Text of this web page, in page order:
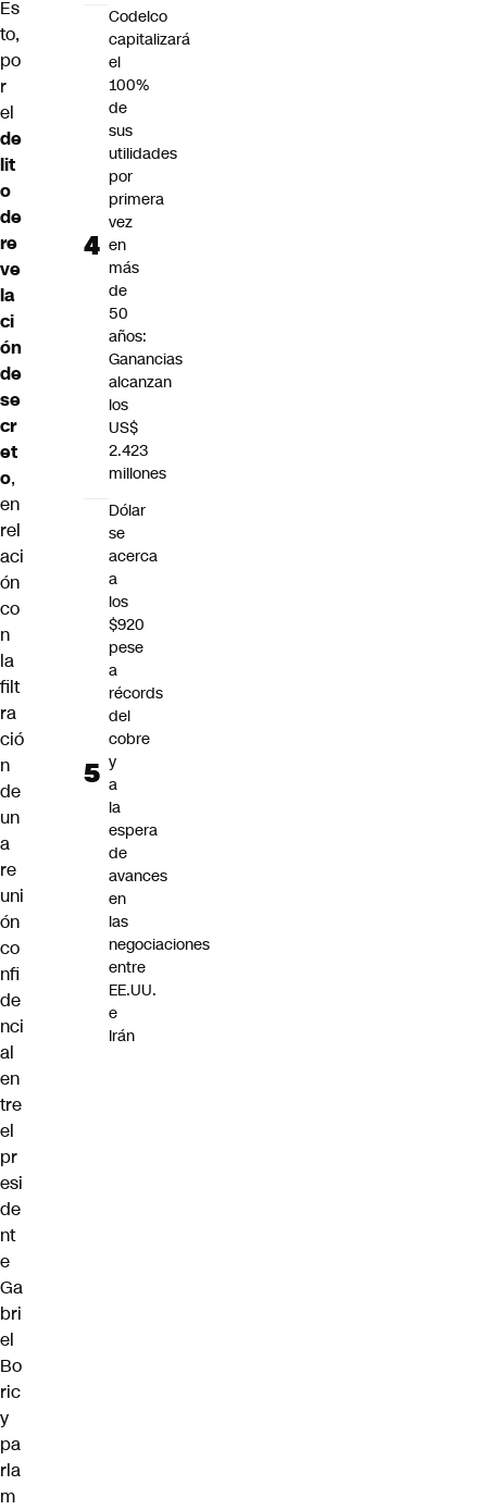
Es
to,
po
r
el
de
lit
o
de
re
ve
la
ci
ón
de
se
cr
et
o,
en
rel
aci
ón
co
n
la
filt
ra
ció
n
de
un
a
re
uni
ón
co
nfi
de
nci
al
en
tre
el
pr
esi
de
nt
e
Ga
bri
el
Bo
ric
y
pa
rla
m
Codelco
capitalizará
el
100%
de
sus
utilidades
por
primera
vez
en
más
de
50
años:
Ganancias
alcanzan
los
US$
2.423
millones
Dólar
se
acerca
a
los
$920
pese
a
récords
del
cobre
y
a
la
espera
de
avances
en
las
negociaciones
entre
EE.UU.
e
Irán